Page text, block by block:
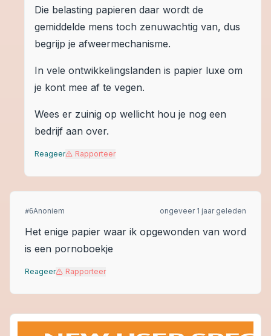
Die belasting papieren daar wordt de
gemiddelde mens toch zenuwachtig van, dus
begrijp je afweermechanisme.
In vele ontwikkelingslanden is papier luxe om
je kont mee af te vegen.
Wees er zuinig op wellicht hou je nog een
bedrijf aan over.
Reageer Rapporteer
#6Anoniem ongeveer 1 jaar geleden
Het enige papier waar ik opgewonden van word
is een pornoboekje
Reageer Rapporteer